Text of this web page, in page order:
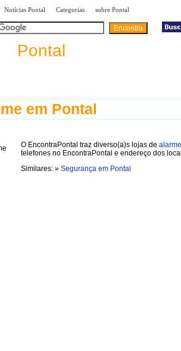
Notícias Pontal Categorias sobre Pontal
Pontal
em Pontal
O EncontraPontal traz diverso(a)s lojas de
telefones no EncontraPontal e endereço dos
Similares: » Segurança em Pontal